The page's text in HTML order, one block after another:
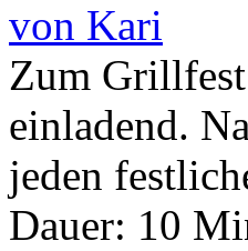
von Kari
Zum Grillfest
einladend.
jeden
Dauer: 10